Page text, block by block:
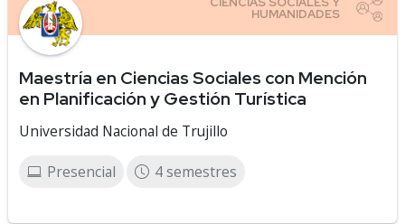
Maestría en Ciencias Sociales con Mención
en Planificación y Gestión Turística
Universidad Nacional de Trujillo
Presencial 4 semestres